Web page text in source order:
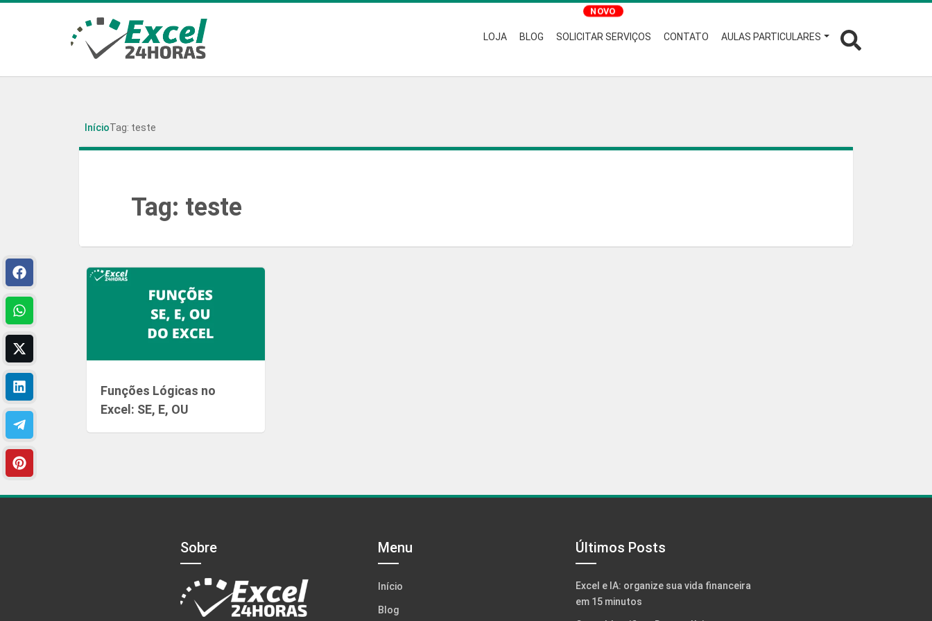
LOJA BLOG SOLICITAR SERVIÇOS CONTATO AULAS PARTICULARES
InícioTag: teste
Tag: teste
Funções Lógicas no
Excel: SE, E, OU
Sobre Menu
Início
Blog
Últimos Posts
Excel e IA: organize sua vida financeira
em 15 minutos